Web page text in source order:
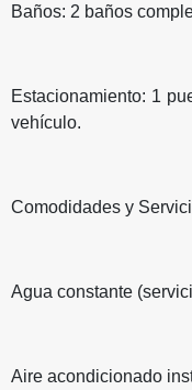
Baños: 2 baños
Estacionamiento: 1
vehículo.
Comodidades y
Agua constante
Aire acondicionado